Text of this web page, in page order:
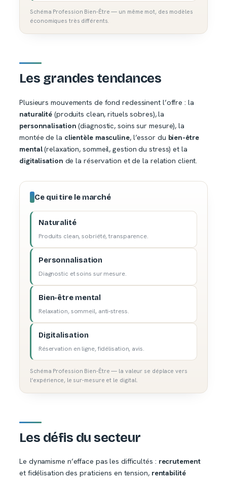
Schéma Profession Bien-Être — un même mot, des modèles
économiques très différents.
Les grandes tendances
Plusieurs mouvements de fond redessinent l’offre : la
naturalité (produits clean, rituels sobres), la
personnalisation (diagnostic, soins sur mesure), la
montée de la clientèle masculine, l’essor du bien-être
mental(relaxation, sommeil, gestion du stress) et la
digitalisation de la réservation et de la relation client.
Ce qui tire le marché
Naturalité
Produits clean, sobriété, transparence.
Personnalisation
Diagnostic et soins sur mesure.
Bien-être mental
Relaxation, sommeil, anti-stress.
Digitalisation
Réservation en ligne, fidélisation, avis.
Schéma Profession Bien-Être — la valeur se déplace vers
l’expérience, le sur-mesure et le digital.
Les défis du secteur
Le dynamisme n’efface pas les difficultés : recrutement
et fidélisation des praticiens en tension, rentabilité